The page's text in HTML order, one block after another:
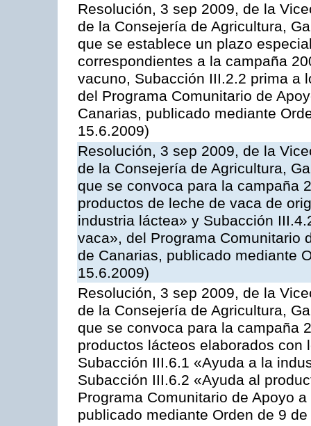
Resolución, 3 sep 2009, de la
de la Consejería de Agricultura,
que se establece un plazo
correspondientes a la campaña
vacuno, Subacción III.2.2 prima a
del Programa Comunitario de
Canarias, publicado mediante
15.6.2009)
Resolución, 3 sep 2009, de la
de la Consejería de Agricultura,
que se convoca para la campaña
productos de leche de vaca de
industria láctea» y Subacción
vaca», del Programa Comunitario
de Canarias, publicado mediante
15.6.2009)
Resolución, 3 sep 2009, de la
de la Consejería de Agricultura,
que se convoca para la campaña
productos lácteos elaborados
Subacción III.6.1 «Ayuda a la
Subacción III.6.2 «Ayuda al
Programa Comunitario de Apoyo
publicado mediante Orden de 9